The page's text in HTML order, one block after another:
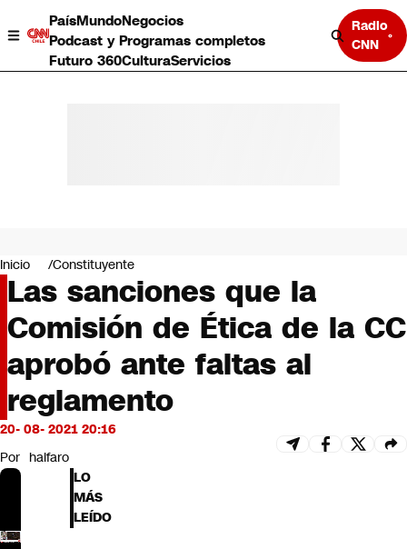
PaísMundoNegocios
Podcast y Programas completos
Futuro 360CulturaServicios
Radio
CNN
Negocios
Deportes
Programas completos
Cultura
Servicios
Bits
CNN Data
CNN tiempo
Futuro 360
Inicio Constituyente
Las sanciones que la
Comisión de Ética de la CC
aprobó ante faltas al
reglamento
20- 08- 2021 20:16
Por halfaro
LO
MÁS
LEÍDO